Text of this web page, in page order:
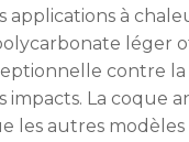
applications à
léger
contre la
impacts. La coque
les autres